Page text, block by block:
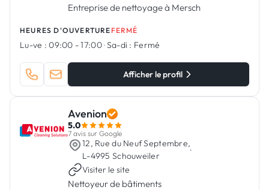
Entreprise de nettoyage à Mersch
HEURES D'OUVERTURE FERMÉ
Lu-ve : 09:00 - 17:00·Sa-di : Fermé
Afficher le profil
Avenion
5.0
7 avis sur Google
12, Rue du Neuf Septembre,
L-4995 Schouweiler
·
Visiter le site
Nettoyeur de bâtiments